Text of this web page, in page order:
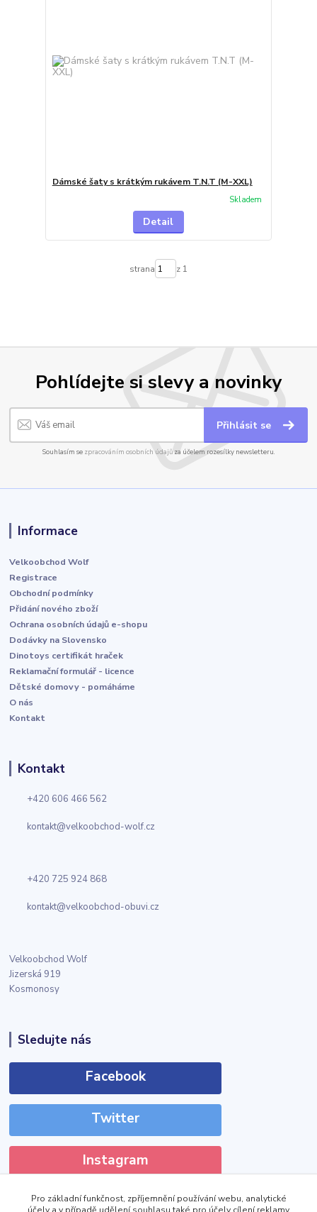
Dámské šaty s krátkým rukávem T.N.T (M-XXL)
Skladem
Detail
strana z 1
Pohlídejte si slevy a novinky
Přihlásit se
Souhlasím se zpracováním osobních údajůza účelem rozesílky newsletteru.
Informace
Velkoobchod Wolf
Registrace
Obchodní podmínky
Přidání nového zboží
Ochrana osobních údajů e-shopu
Dodávky na Slovensko
Dinotoys certifikát hraček
Reklamační formulář - licence
Dětské domovy - pomáháme
O nás
Kontakt
Kontakt
+420 606 466 562
kontakt@velkoobchod-wolf.cz
+420 725 924 868
kontakt@velkoobchod-obuvi.cz
Velkoobchod Wolf
Jizerská 919
Kosmonosy
Sledujte nás
Facebook
Twitter
Instagram
Pro základní funkčnost, zpříjemnění používání webu, analytické